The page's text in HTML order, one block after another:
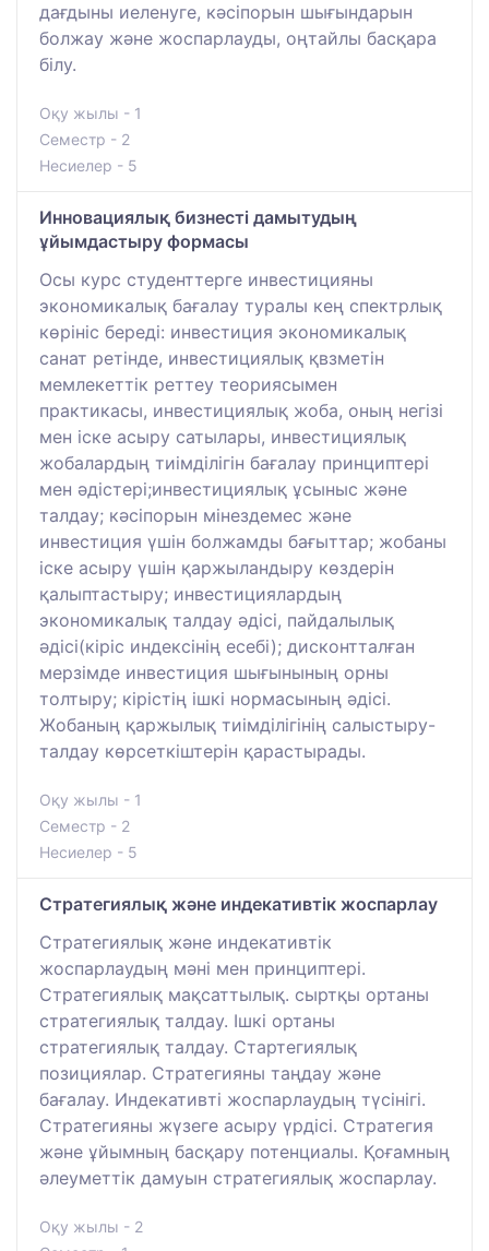
дағдыны иеленуге, кəсіпорын шығындарын
болжау жəне жоспарлауды, оңтайлы басқара
білу.
Оқу жылы - 1
Семестр - 2
Несиелер - 5
Инновациялық бизнесті дамытудың
ұйымдастыру формасы
Осы курс студенттерге инвестицияны
экономикалық бағалау туралы кең спектрлық
көрініс береді: инвестиция экономикалық
санат ретінде, инвестициялық қвзметін
мемлекеттік реттеу теориясымен
практикасы, инвестициялық жоба, оның негізі
мен іске асыру сатылары, инвестициялық
жобалардың тиімділігін бағалау принциптері
мен əдістері;инвестициялық ұсыныс жəне
талдау; кəсіпорын мінездемес жəне
инвестиция үшін болжамды бағыттар; жобаны
іске асыру үшін қаржыландыру көздерін
қалыптастыру; инвестициялардың
экономикалық талдау əдісі, пайдалылық
əдісі(кіріс индексінің есебі); дисконтталған
мерзімде инвестиция шығынының орны
толтыру; кірістің ішкі нормасының əдісі.
Жобаның қаржылық тиімділігінің салыстыру-
талдау көрсеткіштерін қарастырады.
Оқу жылы - 1
Семестр - 2
Несиелер - 5
Стратегиялық және индекативтік жоспарлау
Стратегиялық және индекативтік
жоспарлаудың мәні мен принциптері.
Стратегиялық мақсаттылық. сыртқы ортаны
стратегиялық талдау. Ішкі ортаны
стратегиялық талдау. Стартегиялық
позициялар. Стратегияны таңдау және
бағалау. Индекативті жоспарлаудың түсінігі.
Стратегияны жүзеге асыру үрдісі. Стратегия
және ұйымның басқару потенциалы. Қоғамның
әлеуметтік дамуын стратегиялық жоспарлау.
Оқу жылы - 2